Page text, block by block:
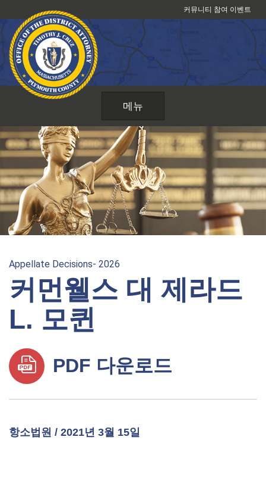
텐
츠
건
커뮤니티 참여 이벤트
메뉴
Appellate Decisions- 2026
커먼웰스 대 제라드
L. 모퀸
PDF 다운로드
항소법원 / 2021년 3월 15일